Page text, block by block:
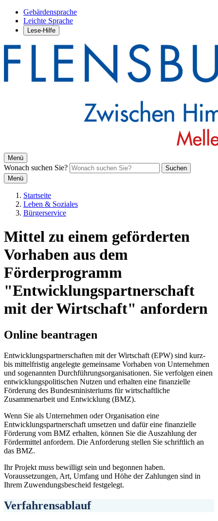
Gebärdensprache
Leichte Sprache
Lese-Hilfe
Menü
Wonach suchen Sie?
Suchen
Menü
Startseite
Leben & Soziales
Bürgerservice
Mittel zu einem geförderten
Vorhaben aus dem
Förderprogramm
"Entwicklungspartnerschaft
mit der Wirtschaft" anfordern
Online beantragen
Ent­wick­lungs­part­ner­schaf­ten mit der Wirt­schaft (EPW) sind kurz-
bis mit­tel­fris­tig an­ge­leg­te ge­mein­sa­me Vor­ha­ben von Un­ter­neh­men
und sogenannten Durch­füh­rungs­or­ga­ni­sa­tio­nen. Sie verfolgen einen
entwicklungspolitischen Nutzen und erhalten eine finanzielle
Förderung des Bundesministeriums für wirtschaftliche
Zusammenarbeit und Entwicklung (BMZ).
Wenn Sie als Unternehmen oder Organisation eine
Entwicklungspartnerschaft umsetzen und dafür eine finanzielle
Förderung vom BMZ erhalten, können Sie die Auszahlung der
Fördermittel anfordern. Die Anforderung stellen Sie schriftlich an
das BMZ.
Ihr Projekt muss bewilligt sein und begonnen haben.
Voraussetzungen, Art, Umfang und Höhe der Zahlungen sind in
Ihrem Zuwendungsbescheid festgelegt.
Verfahrensablauf